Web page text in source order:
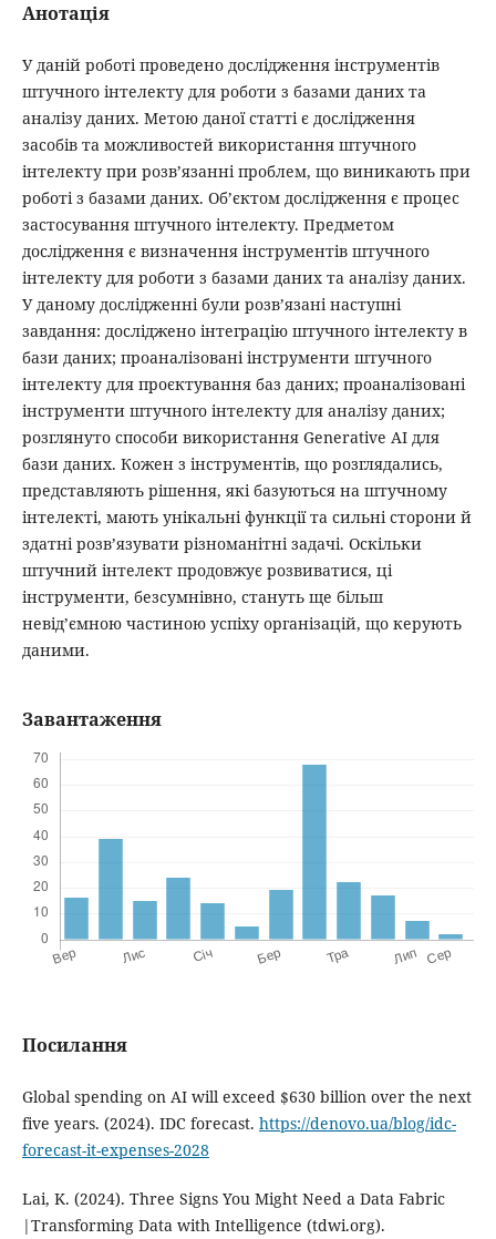
Анотація
У даній роботі проведено дослідження інструментів
штучного інтелекту для роботи з базами даних та
аналізу даних. Метою даної статті є дослідження
засобів та можливостей використання штучного
інтелекту при розв’язанні проблем, що виникають при
роботі з базами даних. Об’єктом дослідження є процес
застосування штучного інтелекту. Предметом
дослідження є визначення інструментів штучного
інтелекту для роботи з базами даних та аналізу даних.
У даному дослідженні були розв’язані наступні
завдання: досліджено інтеграцію штучного інтелекту в
бази даних; проаналізовані інструменти штучного
інтелекту для проєктування баз даних; проаналізовані
інструменти штучного інтелекту для аналізу даних;
розглянуто способи використання Generative AI для
бази даних. Кожен з інструментів, що розглядались,
представляють рішення, які базуються на штучному
інтелекті, мають унікальні функції та сильні сторони й
здатні розв’язувати різноманітні задачі. Оскільки
штучний інтелект продовжує розвиватися, ці
інструменти, безсумнівно, стануть ще більш
невід’ємною частиною успіху організацій, що керують
даними.
Завантаження
Посилання
Global spending on AI will exceed $630 billion over the next
five years. (2024). IDC forecast. https://denovo.ua/blog/idc-
forecast-it-expenses-2028
Lai, K. (2024). Three Signs You Might Need a Data Fabric
|Transforming Data with Intelligence (tdwi.org).